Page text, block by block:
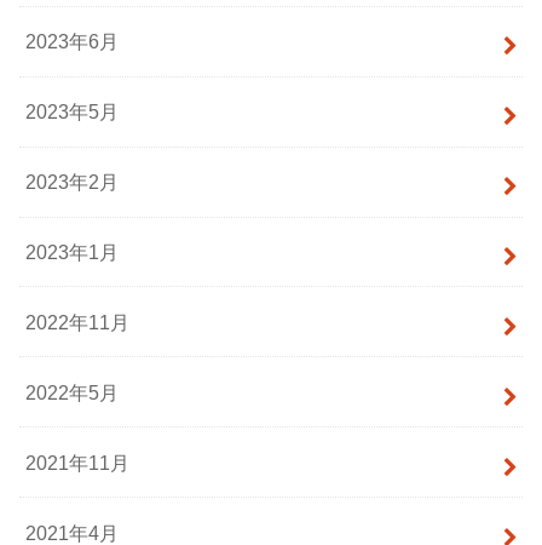
2023年6月
2023年5月
2023年2月
2023年1月
2022年11月
2022年5月
2021年11月
2021年4月